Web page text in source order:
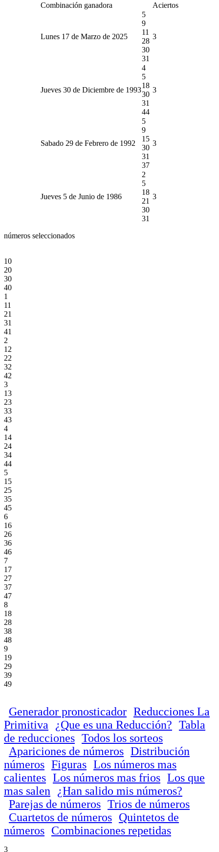
Combinación ganadora Aciertos
Lunes 17 de Marzo de 2025
5
9
11
28
30
31
3
Jueves 30 de Diciembre de 1993
4
5
18
30
31
44
3
Sabado 29 de Febrero de 1992
5
9
15
30
31
37
3
Jueves 5 de Junio de 1986
2
5
18
21
30
31
3
números seleccionados
10
20
30
40
1
11
21
31
41
2
12
22
32
42
3
13
23
33
43
4
14
24
34
44
5
15
25
35
45
6
16
26
36
46
7
17
27
37
47
8
18
28
38
48
9
19
29
39
49
Generador pronosticador Reducciones La
Primitiva
¿Que es una Reducción? Tabla
de reducciones Todos los sorteos
Apariciones de números Distribución
números Figuras Los números mas
calientes Los números mas frios Los que
mas salen
¿Han salido mis números?
Parejas de números Trios de números
Cuartetos de números Quintetos de
números Combinaciones repetidas
3